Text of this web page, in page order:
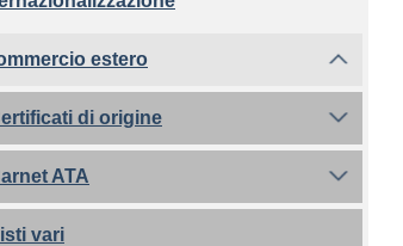
estero
di origine
ATA
vari